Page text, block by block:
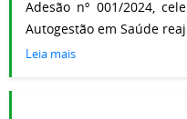
Adesão nº 001/2024,
Autogestão em Saúde
Leia mais